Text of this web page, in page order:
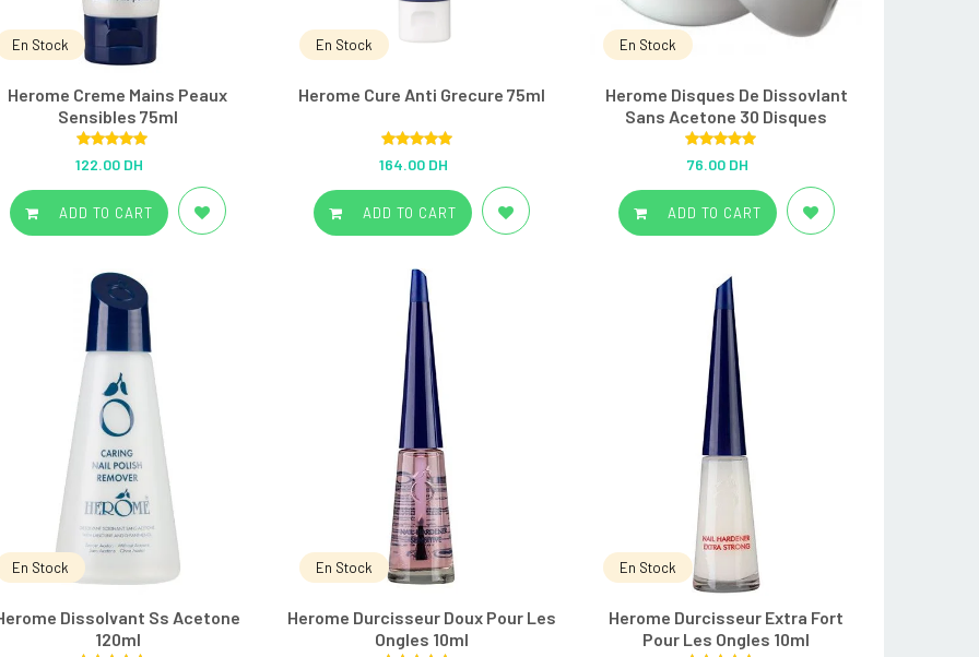
En Stock
Herome Creme Mains Peaux
Sensibles 75ml
Rated 5.00
out of 5
122.00 DH
ADD TO CART
En Stock
Herome Cure Anti Grecure 75ml
Rated 5.00
out of 5
164.00 DH
ADD TO CART
En Stock
Herome Disques De Dissovlant
Sans Acetone 30 Disques
Rated5.00
out of 5
76.00 DH
ADD TO CART
En Stock
Dissolvant Ss Acetone
120ml
En Stock
Herome Durcisseur Doux Pour Les
Ongles 10ml
En Stock
Herome Durcisseur Extra Fort
Pour Les Ongles 10ml